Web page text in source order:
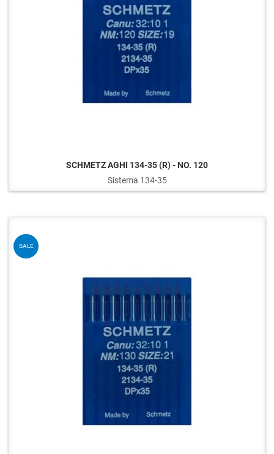
SCHMETZ AGHI 134-35 (R) - NO. 120
Sistema 134-35
SALE